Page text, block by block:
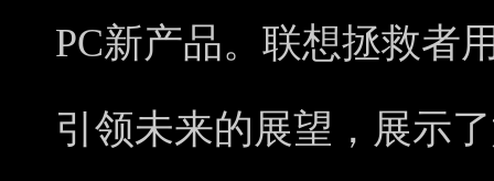
PC新产品。联想拯救者
引领未来的展望，展示